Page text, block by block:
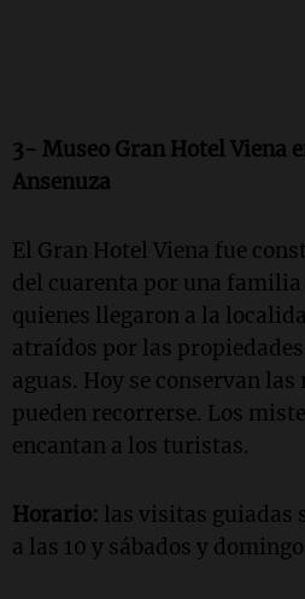
3- Museo Gran Hotel Viena
Ansenuza
El Gran Hotel Viena fue
del cuarenta por una familia
quienes llegaron a la
atraídos por las
aguas. Hoy se conservan
pueden recorrerse. Los
encantan a los turistas.
Horario: las visitas guiadas
a las 10 y sábados y